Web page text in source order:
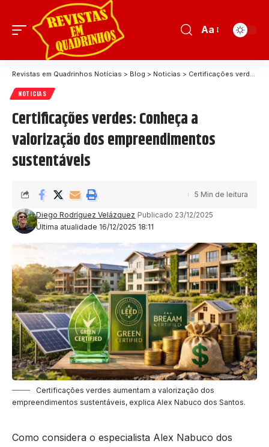
Aa
Revistas em Quadrinhos Notícias > Blog > Noticias > Certificações verdes: Conheça a valorização dos empreendimentos sustentáveis
NOTICIAS
Certificações verdes: Conheça a
valorização dos empreendimentos
sustentáveis
Última atualidade 16/12/2025 18:11
Diego Rodríguez Velázquez Publicado 23/12/2025
5 Min de leitura
Certificações verdes aumentam a valorização dos
empreendimentos sustentáveis, explica Alex Nabuco dos Santos.
Como considera o especialista Alex Nabuco dos